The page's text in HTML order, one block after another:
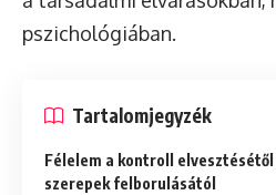
pszichológiában.
Tartalomjegyzék
Félelem a kontroll elvesztésétől
szerepek felborulásától